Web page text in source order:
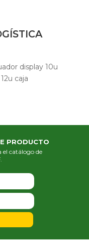
display 10u
caja
PRODUCTO
el catálogo de